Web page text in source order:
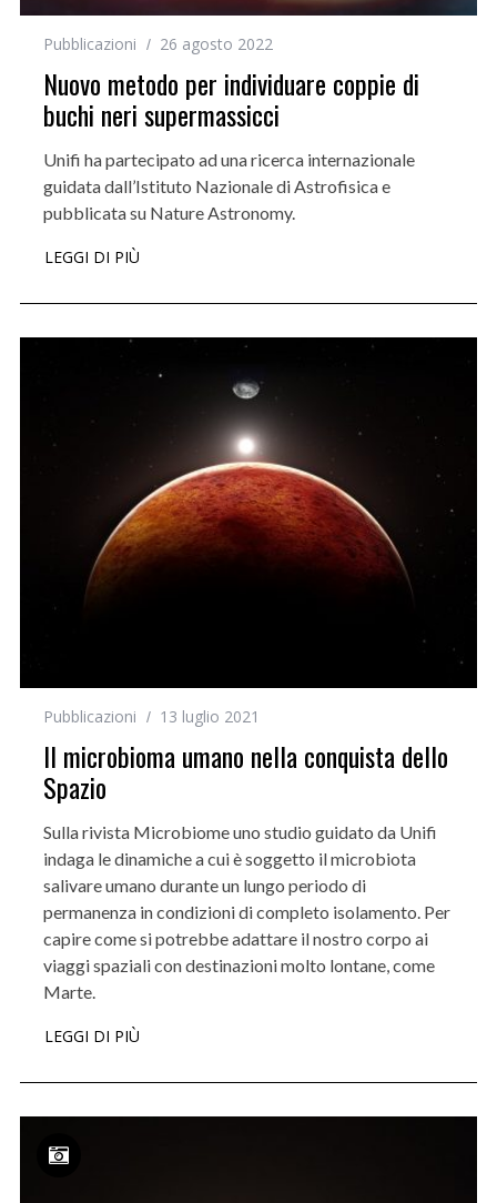
Pubblicazioni 26 agosto 2022
Nuovo metodo per individuare coppie di
buchi neri supermassicci
Unifi ha partecipato ad una ricerca internazionale
guidata dall’Istituto Nazionale di Astrofisica e
pubblicata su Nature Astronomy.
LEGGI DI PIÙ
Pubblicazioni 13 luglio 2021
Il microbioma umano nella conquista dello
Spazio
Sulla rivista Microbiome uno studio guidato da Unifi
indaga le dinamiche a cui è soggetto il microbiota
salivare umano durante un lungo periodo di
permanenza in condizioni di completo isolamento. Per
capire come si potrebbe adattare il nostro corpo ai
viaggi spaziali con destinazioni molto lontane, come
Marte.
LEGGI DI PIÙ